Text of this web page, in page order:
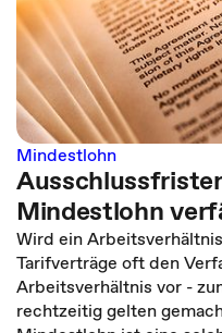
Mindestlohn
Mindestlohn
Wird ein
Tarifverträge oft den
Arbeitsverhältnis vor -
rechtzeitig gelten